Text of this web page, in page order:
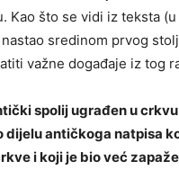
Kao što se vidi iz teksta (u
sredinom prvog
važne događaje iz tog
spolij ugrađen u
dijelu antičkoga natpisa
i koji je bio već